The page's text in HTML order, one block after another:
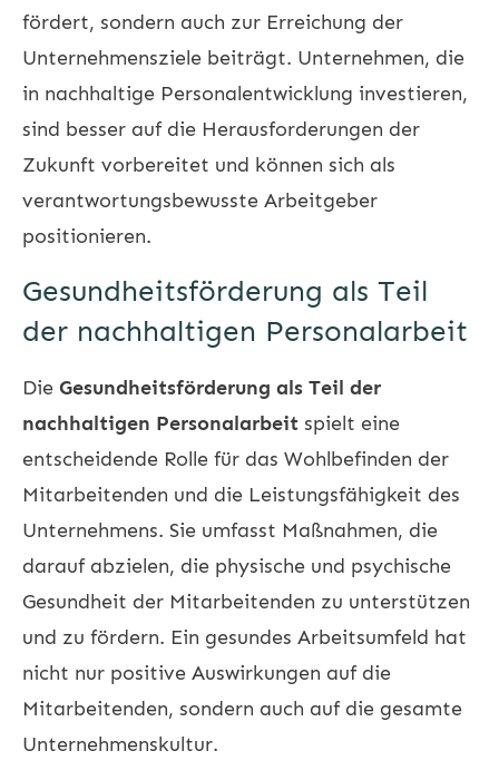
fördert, sondern auch zur Erreichung der
Unternehmensziele beiträgt. Unternehmen, die
in nachhaltige Personalentwicklung investieren,
sind besser auf die Herausforderungen der
Zukunft vorbereitet und können sich als
verantwortungsbewusste Arbeitgeber
positionieren.
Gesundheitsförderung als Teil
der nachhaltigen Personalarbeit
Die Gesundheitsförderung als Teil der
nachhaltigen Personalarbeit spielt eine
entscheidende Rolle für das Wohlbefinden der
Mitarbeitenden und die Leistungsfähigkeit des
Unternehmens. Sie umfasst Maßnahmen, die
darauf abzielen, die physische und psychische
Gesundheit der Mitarbeitenden zu unterstützen
und zu fördern. Ein gesundes Arbeitsumfeld hat
nicht nur positive Auswirkungen auf die
Mitarbeitenden, sondern auch auf die gesamte
Unternehmenskultur.